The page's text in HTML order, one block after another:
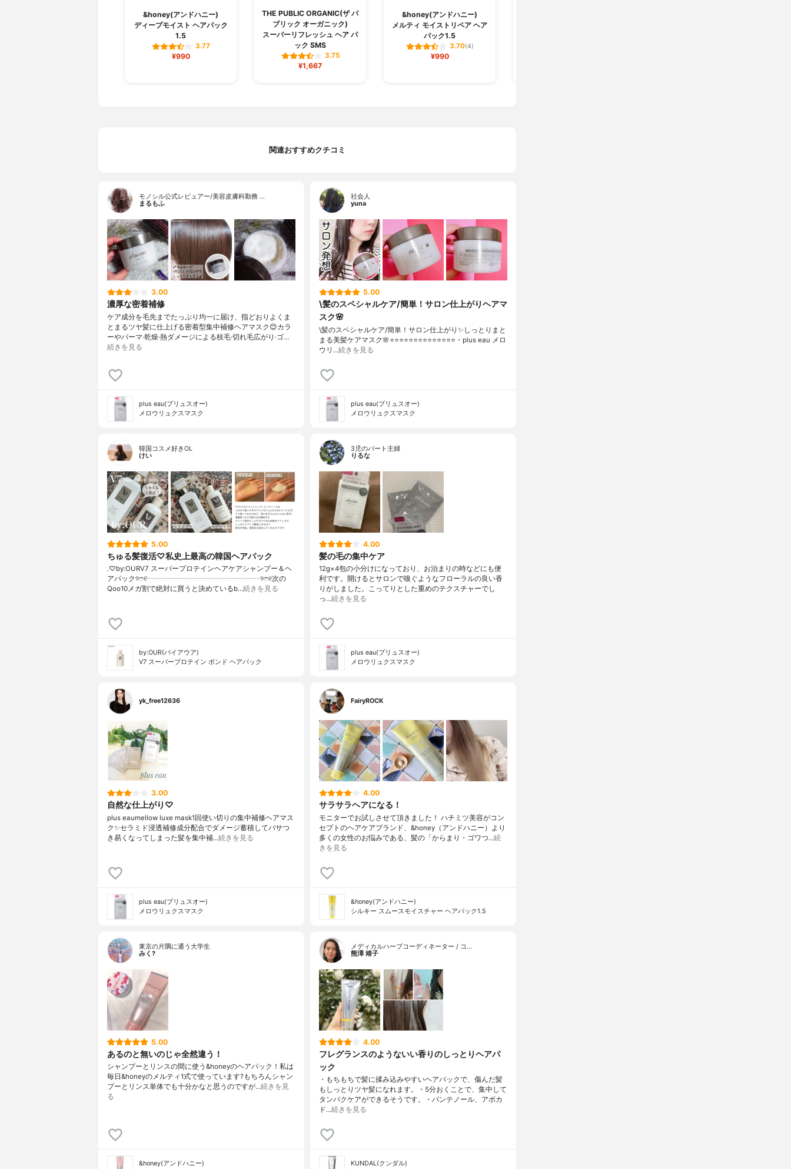
&honey(アンドハニー)
ディープモイスト ヘアパック
1.5
3.77
¥990
THE PUBLIC ORGANIC(ザ パ
ブリック オーガニック)
スーパーリフレッシュ ヘア パ
ック SMS
3.75
¥1,667
&honey(アンドハニー)
メルティ モイストリペア ヘア
パック1.5
3.70(4)
¥990
関連おすすめクチコミ
モノシル公式レビュアー/美容皮膚科勤務 …
まるもふ
3.00
濃厚な密着補修
ケア成分を毛先までたっぷり均一に届け、指どおりよくま
とまるツヤ髪に仕上げる密着型集中補修ヘアマスク😊カラ
ーやパーマ·乾燥·熱ダメージによる枝毛·切れ毛広がり·ゴ…
続きを見る
plus eau(プリュスオー)
メロウリュクスマスク
社会人
yuna
5.00
\髪のスペシャルケア/簡単！サロン仕上がりヘアマ
スク🌸
\髪のスペシャルケア/簡単！サロン仕上がり✨しっとりまと
まる美髪ケアマスク🌸⭐️⭐️⭐️⭐️⭐️⭐️⭐️⭐️⭐️⭐️⭐️⭐️⭐️⭐️・plus eau メロ
ウリ…続きを見る
plus eau(プリュスオー)
メロウリュクスマスク
韓国コスメ好きOL
けい
5.00
ちゅる髪復活♡私史上最高の韓国ヘアパック
.♡by:OURV7 スーパープロテインヘアケアシャンプー＆ヘ
アパック୨ෆ୧┈┈┈┈┈┈┈┈┈┈┈┈┈┈┈┈୨ෆ୧次の
Qoo10メガ割で絶対に買うと決めているb…続きを見る
by:OUR(バイアウア)
V7 スーパープロテイン ボンド ヘアパック
3児のパート主婦
りるな
4.00
髪の毛の集中ケア
12g×4包の小分けになっており、お泊まりの時などにも便
利です。開けるとサロンで嗅ぐようなフローラルの良い香
りがしました。こってりとした重めのテクスチャーでし
っ…続きを見る
plus eau(プリュスオー)
メロウリュクスマスク
yk_free12636
3.00
自然な仕上がり♡
plus eaumellow luxe mask1回使い切りの集中補修ヘアマス
ク✨セラミド浸透補修成分配合でダメージ蓄積してパサつ
き易くなってしまった髪を集中補…続きを見る
plus eau(プリュスオー)
メロウリュクスマスク
FairyROCK
4.00
サラサラヘアになる！
モニターでお試しさせて頂きました！ ハチミツ美容がコン
セプトのヘアケアブランド、&honey（アンドハニー）より
多くの女性のお悩みである、髪の「からまり・ゴワつ…続
きを見る
&honey(アンドハニー)
シルキー スムースモイスチャー ヘアパック1.5
東京の片隅に通う大学生
みく?
5.00
あるのと無いのじゃ全然違う！
シャンプーとリンスの間に使う&honeyのヘアパック！私は
毎日&honeyのメルティ1式で使っています?もちろんシャン
プーとリンス単体でも十分かなと思うのですが…続きを見
る
&honey(アンドハニー)
メディカルハーブコーディネーター / コ…
熊澤 靖子
4.00
フレグランスのようないい香りのしっとりヘアパ
ック
・もちもちで髪に揉み込みやすいヘアパックで、傷んだ髪
もしっとりツヤ髪になれます。・5分おくことで、集中して
タンパクケアができるそうです。・パンテノール、アボカ
ド…続きを見る
KUNDAL(クンダル)